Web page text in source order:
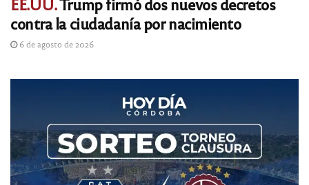
EE.UU.Trump firmó dos nuevos decretos
contra la ciudadanía por nacimiento
6 de agosto de 2026